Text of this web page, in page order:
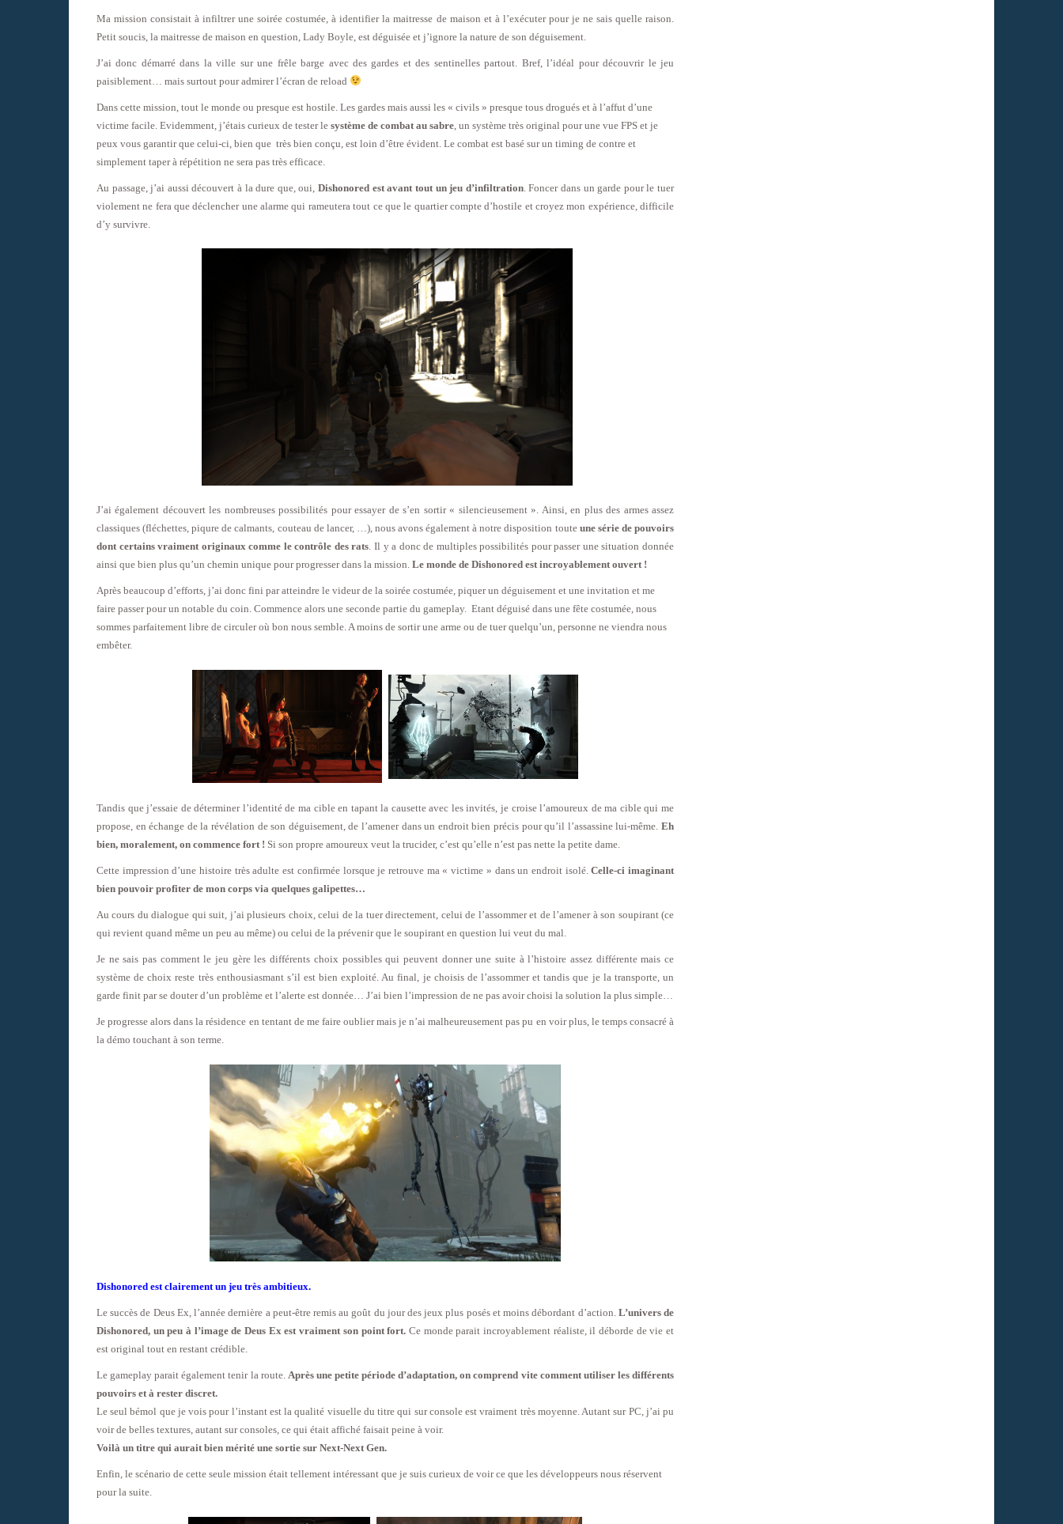
Ma mission consistait à infiltrer une soirée costumée, à identifier la maitresse de maison et à l’exécuter pour je ne sais quelle raison.
Petit soucis, la maitresse de maison en question, Lady Boyle, est déguisée et j’ignore la nature de son déguisement.
J’ai donc démarré dans la ville sur une frêle barge avec des gardes et des sentinelles partout. Bref, l’idéal pour découvrir le jeu
paisiblement… mais surtout pour admirer l’écran de reload
Dans cette mission, tout le monde ou presque est hostile. Les gardes mais aussi les « civils » presque tous drogués et à l’affut d’une
victime facile. Evidemment, j’étais curieux de tester le système de combat au sabre , un système très original pour une vue FPS et je
peux vous garantir que celui-ci, bien que très bien conçu, est loin d’être évident. Le combat est basé sur un timing de contre et
simplement taper à répétition ne sera pas très efficace.
Au passage, j’ai aussi découvert à la dure que, oui,Dishonored est avant tout un jeu d’infiltration. Foncer dans un garde pour le tuer
violement ne fera que déclencher une alarme qui rameutera tout ce que le quartier compte d’hostile et croyez mon expérience, difficile
d’y survivre.
J’ai également découvert les nombreuses possibilités pour essayer de s’en sortir « silencieusement ». Ainsi, en plus des armes assez
classiques (fléchettes, piqure de calmants, couteau de lancer, …), nous avons également à notre disposition toute une série de pouvoirs
dont certains vraiment originaux comme le contrôle des rats. Il y a donc de multiples possibilités pour passer une situation donnée
ainsi que bien plus qu’un chemin unique pour progresser dans la mission. Le monde de Dishonored est incroyablement ouvert !
Après beaucoup d’efforts, j’ai donc fini par atteindre le videur de la soirée costumée, piquer un déguisement et une invitation et me
faire passer pour un notable du coin. Commence alors une seconde partie du gameplay. Etant déguisé dans une fête costumée, nous
sommes parfaitement libre de circuler où bon nous semble. A moins de sortir une arme ou de tuer quelqu’un, personne ne viendra nous
embêter.
Tandis que j’essaie de déterminer l’identité de ma cible en tapant la causette avec les invités, je croise l’amoureux de ma cible qui me
propose, en échange de la révélation de son déguisement, de l’amener dans un endroit bien précis pour qu’il l’assassine lui-même. Eh
bien, moralement, on commence fort ! Si son propre amoureux veut la trucider, c’est qu’elle n’est pas nette la petite dame.
Cette impression d’une histoire très adulte est confirmée lorsque je retrouve ma « victime » dans un endroit isolé.Celle-ci imaginant
bien pouvoir profiter de mon corps via quelques galipettes…
Au cours du dialogue qui suit, j’ai plusieurs choix, celui de la tuer directement, celui de l’assommer et de l’amener à son soupirant (ce
qui revient quand même un peu au même) ou celui de la prévenir que le soupirant en question lui veut du mal.
Je ne sais pas comment le jeu gère les différents choix possibles qui peuvent donner une suite à l’histoire assez différente mais ce
système de choix reste très enthousiasmant s’il est bien exploité. Au final, je choisis de l’assommer et tandis que je la transporte, un
garde finit par se douter d’un problème et l’alerte est donnée… J’ai bien l’impression de ne pas avoir choisi la solution la plus simple…
Je progresse alors dans la résidence en tentant de me faire oublier mais je n’ai malheureusement pas pu en voir plus, le temps consacré à
la démo touchant à son terme.
Dishonored est clairement un jeu très ambitieux.
Le succès de Deus Ex, l’année dernière a peut-être remis au goût du jour des jeux plus posés et moins débordant d’action. L’univers de
Dishonored, un peu à l’image de Deus Ex est vraiment son point fort. Ce monde parait incroyablement réaliste, il déborde de vie et
est original tout en restant crédible.
Le gameplay parait également tenir la route. Après une petite période d’adaptation, on comprend vite comment utiliser les différents
pouvoirs et à rester discret.
Le seul bémol que je vois pour l’instant est la qualité visuelle du titre qui sur console est vraiment très moyenne. Autant sur PC, j’ai pu
voir de belles textures, autant sur consoles, ce qui était affiché faisait peine à voir.
Voilà un titre qui aurait bien mérité une sortie sur Next-Next Gen.
Enfin, le scénario de cette seule mission était tellement intéressant que je suis curieux de voir ce que les développeurs nous réservent
pour la suite.